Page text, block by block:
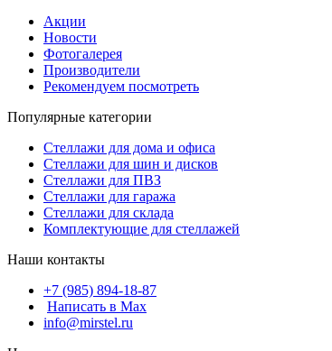
Акции
Новости
Фотогалерея
Производители
Рекомендуем посмотреть
Популярные категории
Стеллажи для дома и офиса
Стеллажи для шин и дисков
Стеллажи для ПВЗ
Стеллажи для гаража
Стеллажи для склада
Комплектующие для стеллажей
Наши контакты
+7 (985) 894-18-87
Написать в Max
info@mirstel.ru